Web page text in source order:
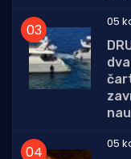
05
05